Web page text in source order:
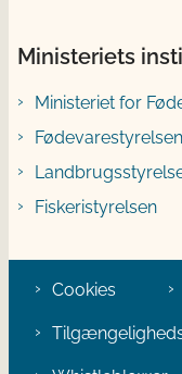
Ministeriets
Ministeriet for
Fødevarestyrelsen
Fiskeristyrelsen
Cookies